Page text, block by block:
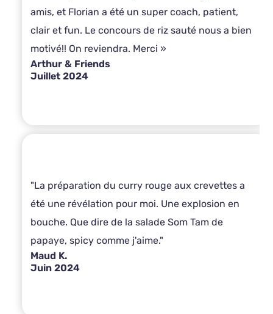
amis, et Florian a été un super coach, patient,
clair et fun. Le concours de riz sauté nous a bien
motivé!! On reviendra. Merci »
Arthur & Friends
Juillet 2024
"La préparation du curry rouge aux crevettes a
été une révélation pour moi. Une explosion en
bouche. Que dire de la salade Som Tam de
papaye, spicy comme j'aime."
Maud K.
Juin 2024